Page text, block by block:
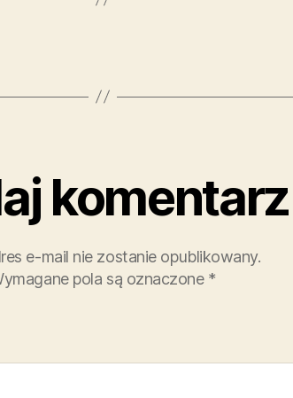
komentarz
e-mail nie zostanie opublikowany.
pola są oznaczone *